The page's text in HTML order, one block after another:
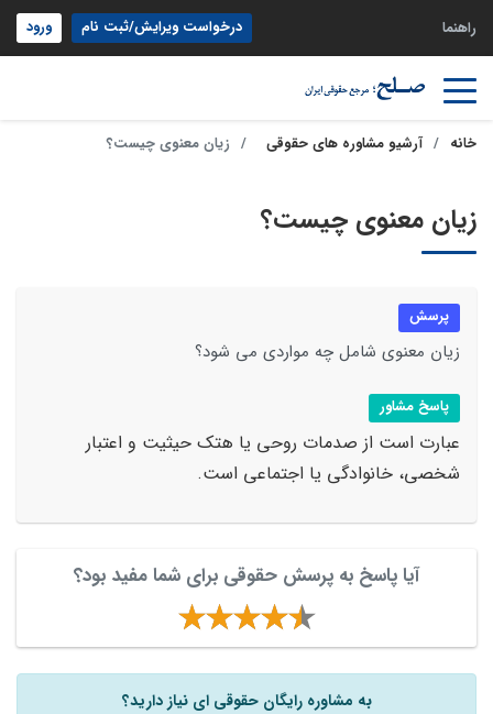
راهنما درخواست ویرایش/ثبت نام ورود
خانه آرشیو مشاوره های حقوقی زیان معنوی چیست؟
زیان معنوی چیست؟
پرسش
زیان معنوی شامل چه مواردی می شود؟
پاسخ مشاور
عبارت است از صدمات روحی یا هتک حیثیت و اعتبار
شخصی، خانوادگی یا اجتماعی است.
آیا پاسخ به پرسش حقوقی برای شما مفید بود؟
به مشاوره رایگان حقوقی ای نیاز دارید؟